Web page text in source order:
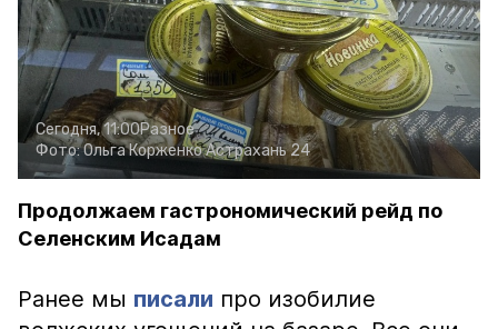
Сегодня, 11:00Разное
Фото:Ольга КорженкоАстрахань 24
Продолжаем гастрономический рейд по
Селенским Исадам
Ранее мы писали про изобилие